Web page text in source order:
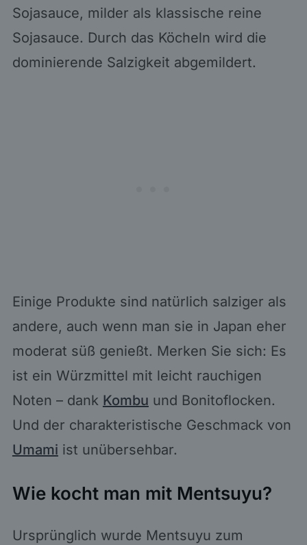
Sojasauce, milder als klassische reine
Sojasauce. Durch das Köcheln wird die
dominierende Salzigkeit abgemildert.
Einige Produkte sind natürlich salziger als
andere, auch wenn man sie in Japan eher
moderat süß genießt. Merken Sie sich: Es
ist ein Würzmittel mit leicht rauchigen
Noten – dank Kombu und Bonitoflocken.
Und der charakteristische Geschmack von
Umami ist unübersehbar.
Wie kocht man mit Mentsuyu?
Ursprünglich wurde Mentsuyu zum